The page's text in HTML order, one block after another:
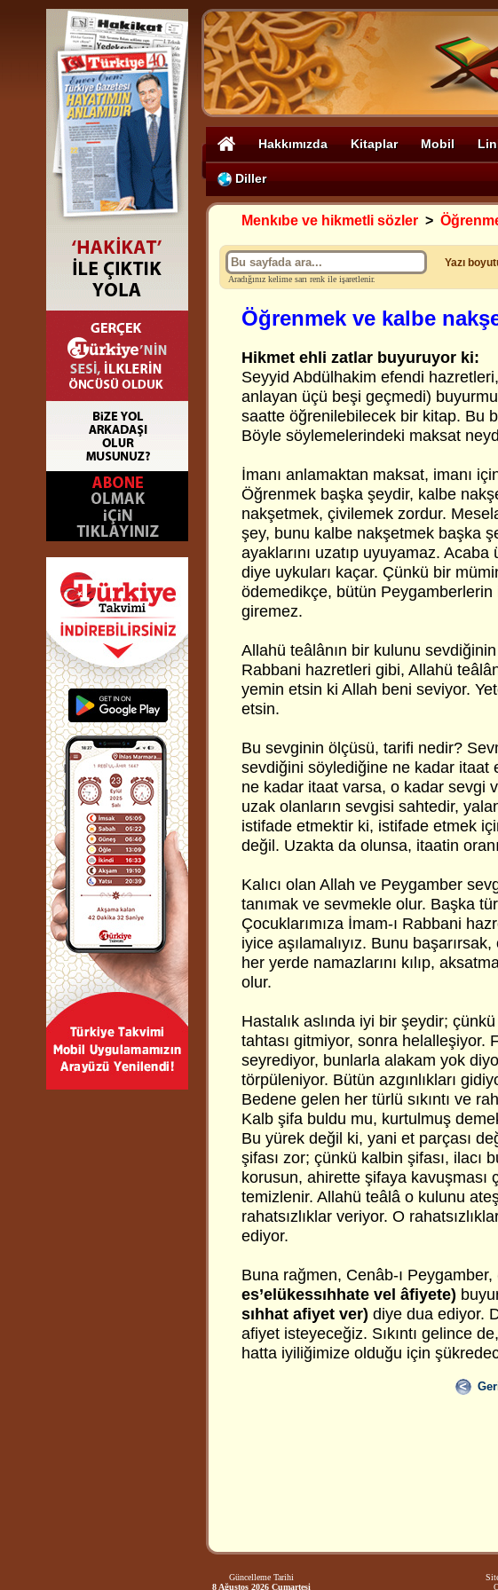
Hakkımızda Kitaplar Mobil
Diller
Menkıbe ve hikmetli sözler >
Aradığınız kelime sarı renk ile işaretlenir.
Yazı
Öğrenmek ve kalbe
Hikmet ehli zatlar buyuruyor ki:
Seyyid Abdülhakim efendi
anlayan üçü beşi geçmedi)
saatte öğrenilebilecek bir kitap. Bu
Böyle söylemelerindeki maksat
İmanı anlamaktan maksat, imanı
Öğrenmek başka şeydir, kalbe
nakşetmek, çivilemek zordur.
şey, bunu kalbe nakşetmek başka
ayaklarını uzatıp uyuyamaz.
diye uykuları kaçar. Çünkü bir
ödemedikçe, bütün
giremez.
Allahü teâlânın bir kulunu
Rabbani hazretleri gibi, Allahü
yemin etsin ki Allah beni seviyor.
etsin.
Bu sevginin ölçüsü, tarifi nedir?
sevdiğini söylediğine ne kadar itaat
ne kadar itaat varsa, o kadar sevgi
uzak olanların sevgisi sahtedir,
istifade etmektir ki, istifade etmek
değil. Uzakta da olunsa, itaatin
Kalıcı olan Allah ve Peygamber
tanımak ve sevmekle olur. Başka
Çocuklarımıza İmam-ı Rabbani
iyice aşılamalıyız. Bunu
her yerde namazlarını kılıp,
olur.
Hastalık aslında iyi bir şeydir;
tahtası gitmiyor, sonra helalleşiyor.
seyrediyor, bunlarla alakam yok
törpüleniyor. Bütün azgınlıkları
Bedene gelen her türlü sıkıntı ve
Kalb şifa buldu mu, kurtulmuş
Bu yürek değil ki, yani et parçası
şifası zor; çünkü kalbin şifası, ilacı
korusun, ahirette şifaya kavuşması
temizlenir. Allahü teâlâ o kulunu
rahatsızlıklar veriyor. O
ediyor.
Buna rağmen, Cenâb-ı Peygamber,
es’elükessıhhate vel âfiyete)
sıhhat afiyet ver) diye dua ediyor.
afiyet isteyeceğiz. Sıkıntı gelince
hatta iyiliğimize olduğu için
Güncelleme Tarihi
8 Ağustos 2026 Cumartesi